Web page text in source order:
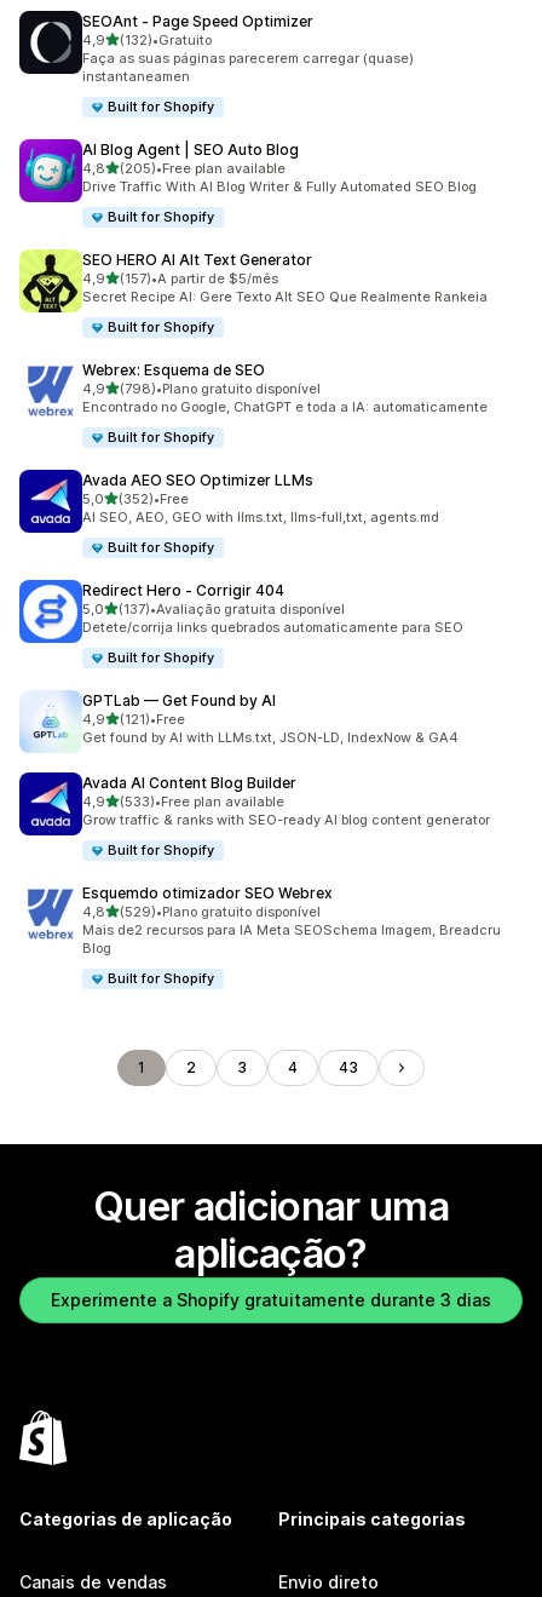
SEOAnt ‑ Page Speed Optimizer
4,9de 5 estrelas
(132)
132 total de avaliações
•Gratuito
Faça as suas páginas parecerem carregar (quase)
instantaneamen
Built for Shopify
AI Blog Agent | SEO Auto Blog
4,8de 5 estrelas
(205)
205 total de avaliações
•Free plan available
Drive Traffic With AI Blog Writer & Fully Automated SEO Blog
Built for Shopify
SEO HERO AI Alt Text Generator
4,9de 5 estrelas
(157)
157 total de avaliações
•A partir de $5/mês
Secret Recipe AI: Gere Texto Alt SEO Que Realmente Rankeia
Built for Shopify
Webrex: Esquema de SEO
4,9de 5 estrelas
(798)
798 total de avaliações
•Plano gratuito disponível
Encontrado no Google, ChatGPT e toda a IA: automaticamente
Built for Shopify
Avada AEO SEO Optimizer LLMs
5,0de 5 estrelas
(352)
352 total de avaliações
•Free
AI SEO, AEO, GEO with llms.txt, llms-full,txt, agents.md
Built for Shopify
Redirect Hero ‑ Corrigir 404
5,0de 5 estrelas
(137)
137 total de avaliações
•Avaliação gratuita disponível
Detete/corrija links quebrados automaticamente para SEO
Built for Shopify
GPTLab — Get Found by AI
4,9de 5 estrelas
(121)
121 total de avaliações
•Free
Get found by AI with LLMs.txt, JSON-LD, IndexNow & GA4
Avada AI Content Blog Builder
4,9de 5 estrelas
(533)
533 total de avaliações
•Free plan available
Grow traffic & ranks with SEO-ready AI blog content generator
Built for Shopify
Esquemdo otimizador SEO Webrex
4,8de 5 estrelas
(529)
529 total de avaliações
•Plano gratuito disponível
Mais de2 recursos para IA Meta SEOSchema Imagem, Breadcru
BIog
Built for Shopify
1 2 3 4 43
Quer adicionar uma
aplicação?
Experimente a Shopify gratuitamente durante 3 dias
Categorias de aplicação
Canais de vendas
Principais categorias
Envio direto